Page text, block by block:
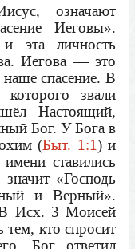
означают
Иеговы».
эта личность
Иегова — это
спасение. В
звали
Настоящий,
Бог. У Бога в
(Быт. 1:1) и
ставились
«Господь
и Верный».
Исх. 3 Моисей
тем, кто спросит